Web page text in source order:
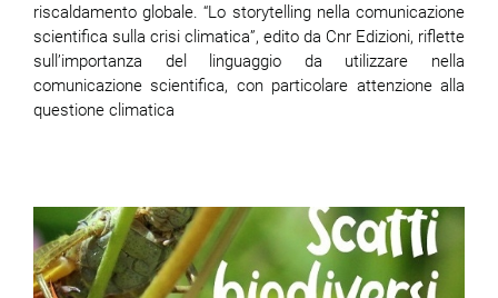
riscaldamento globale. “Lo storytelling nella comunicazione
scientifica sulla crisi climatica”, edito da Cnr Edizioni, riflette
sull’importanza del linguaggio da utilizzare nella
comunicazione scientifica, con particolare attenzione alla
questione climatica